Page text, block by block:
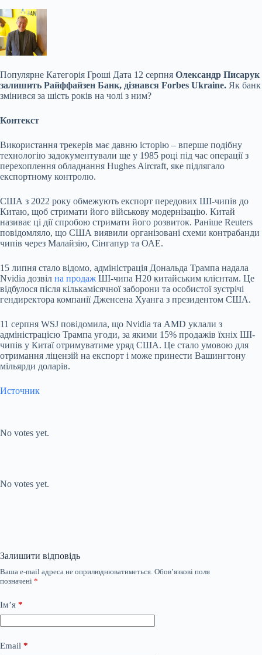
Популярне Категорія Гроші Дата 12 серпня Олександр Писарук
залишить Райффайзен Банк, дізнався Forbes Ukraine. Як банк
змінився за шість років на чолі з ним?
Контекст
Використання трекерів має давню історію – вперше подібну
технологію задокументували ще у 1985 році під час операції з
перехоплення обладнання Hughes Aircraft, яке підлягало
експортному контролю.
США з 2022 року обмежують експорт передових ШІ-чипів до
Китаю, щоб стримати його військову модернізацію. Китай
називає ці дії спробою стримати його розвиток. Раніше Reuters
повідомляло, що США виявили організовані схеми контрабанди
чипів через Малайзію, Сінгапур та ОАЕ.
15 липня стало відомо, адміністрація Дональда Трампа надала
Nvidia дозвіл на продаж ШІ-чипа H20 китайським клієнтам. Це
відбулося після кількамісячної заборони та особистої зустрічі
гендиректора компанії Дженсена Хуанга з президентом США.
11 серпня WSJ повідомила, що Nvidia та AMD уклали з
адміністрацією Трампа угоди, за якими 15% продажів їхніх ШІ-
чипів у Китаї отримуватиме уряд США. Це стало умовою для
отримання ліцензій на експорт і може принести Вашингтону
мільярди доларів.
Источник
No votes yet.
No votes yet.
Залишити відповідь
Ваша e-mail адреса не оприлюднюватиметься. Обов’язкові поля
позначені *
Ім’я *
Email *